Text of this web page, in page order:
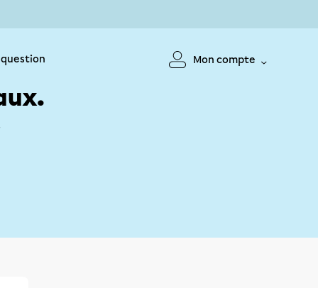
question Mon compte